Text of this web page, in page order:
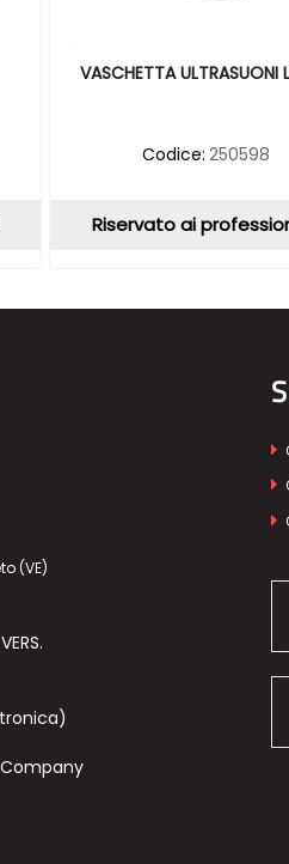
VASCHETTA ULTRASUONI
Codice: 250598
Riservato ai
(VE)